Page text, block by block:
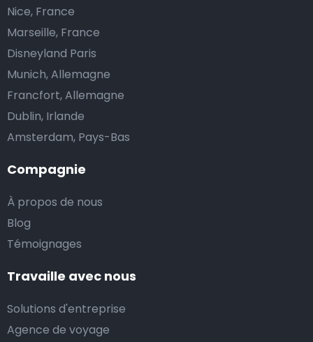
Compagnie
À propos de nous
Blog
Témoignages
Travaille avec nous
Solutions d'entreprise
Agence de voyage
Nice, France
Marseille, France
Disneyland Paris
Munich, Allemagne
Francfort, Allemagne
Dublin, Irlande
Amsterdam, Pays-Bas